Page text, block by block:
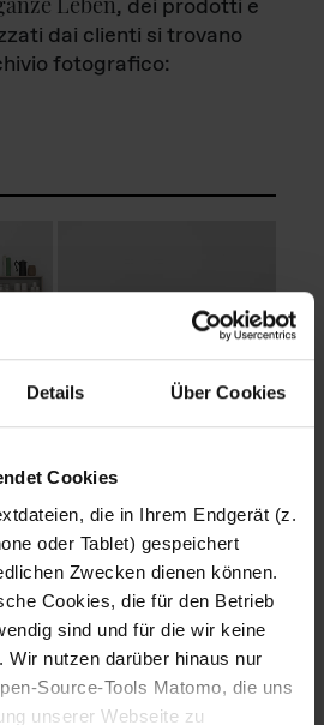
Details Über Cookies
Cookies
die in Ihrem Endgerät (z.
oder Tablet) gespeichert
Zwecken dienen können.
Cookies, die für den Betrieb
sind und für die wir keine
Wir nutzen darüber hinaus nur
Source-Tools Matomo, die uns
unserer Webseite zu
, dei prodotti e
dai clienti si trovano
fotografico:
Fotografo: Lorenz
Sternbach
Download